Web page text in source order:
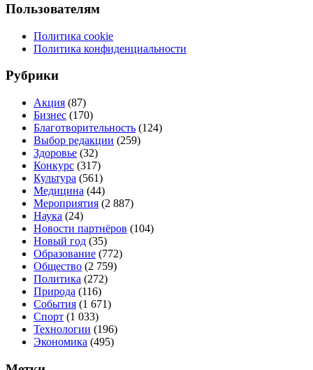
Пользователям
Политика cookie
Политика конфиденциальности
Рубрики
Акция (87)
Бизнес (170)
Благотворительность (124)
Выбор редакции (259)
Здоровье (32)
Конкурс (317)
Культура (561)
Медицина (44)
Мероприятия (2 887)
Наука (24)
Новости партнёров (104)
Новый год (35)
Образование (772)
Общество (2 759)
Политика (272)
Природа (116)
События (1 671)
Спорт (1 033)
Технологии (196)
Экономика (495)